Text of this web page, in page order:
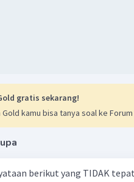
gratis sekarang!
Gold kamu bisa tanya soal ke
berikut yang TIDAK